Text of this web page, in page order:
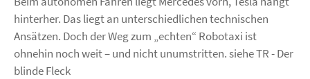
hinterher. Das liegt an unterschiedlichen technischen
Ansätzen. Doch der Weg zum „echten“ Robotaxi ist
ohnehin noch weit – und nicht unumstritten. siehe TR - Der
blinde Fleck